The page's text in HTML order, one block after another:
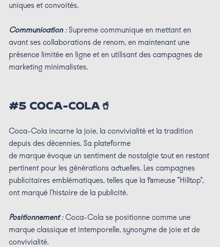
uniques et convoités.
Communication:Supreme communique en mettant en
avant ses collaborations de renom, en maintenant une
présence limitée en ligne et en utilisant des campagnes de
marketing minimalistes.
#5 COCA-COLA🥤
Coca-Cola incarne la joie, la convivialité et la tradition
depuis des décennies. Sa plateforme
de marque évoque un sentiment de nostalgie tout en restant
pertinent pour les générations actuelles. Les campagnes
publicitaires emblématiques, telles que la fameuse "Hilltop",
ont marqué l'histoire de la publicité.
Positionnement:Coca-Cola se positionne comme une
marque classique et intemporelle, synonyme de joie et de
convivialité.